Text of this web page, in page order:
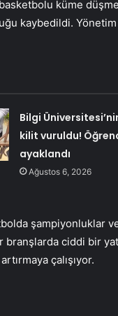
küme
kaybedildi.
Bilgi
kilit vuruldu!
ayaklandı
Ağustos 6, 2026
şampiyonluklar
branşlarda ciddi bir
çalışıyor.